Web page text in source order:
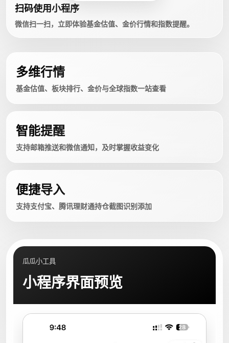
扫码使用小程序
微信扫一扫，立即体验基金估值、金价行情和指数提醒。
多维行情
基金估值、板块排行、金价与全球指数一站查看
智能提醒
支持邮箱推送和微信通知，及时掌握收益变化
便捷导入
支持支付宝、腾讯理财通持仓截图识别添加
瓜瓜小工具
小程序界面预览